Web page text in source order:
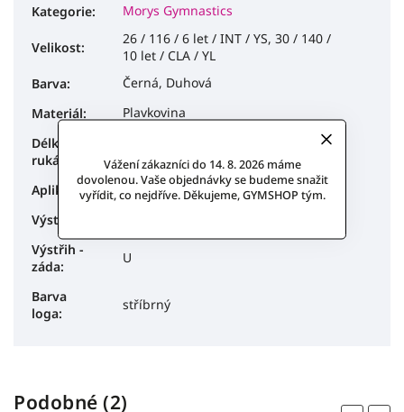
Vážení zákazníci do 14. 8. 2026 máme
dovolenou. Vaše objednávky se budeme snažit
vyřídit, co nejdříve. Děkujeme, GYMSHOP tým.
Kategorie: Morys Gymnastics
Velikost:
26 / 116 / 6 let / INT / YS, 30 / 140 /
10 let / CLA / YL
Barva:
Černá, Duhová
Materiál:
Plavkovina
Délka
rukávu
Aplikace:
-
Výstřih
Výstřih -
záda:
U
Barva
loga:
stříbrný
Podobné (2)